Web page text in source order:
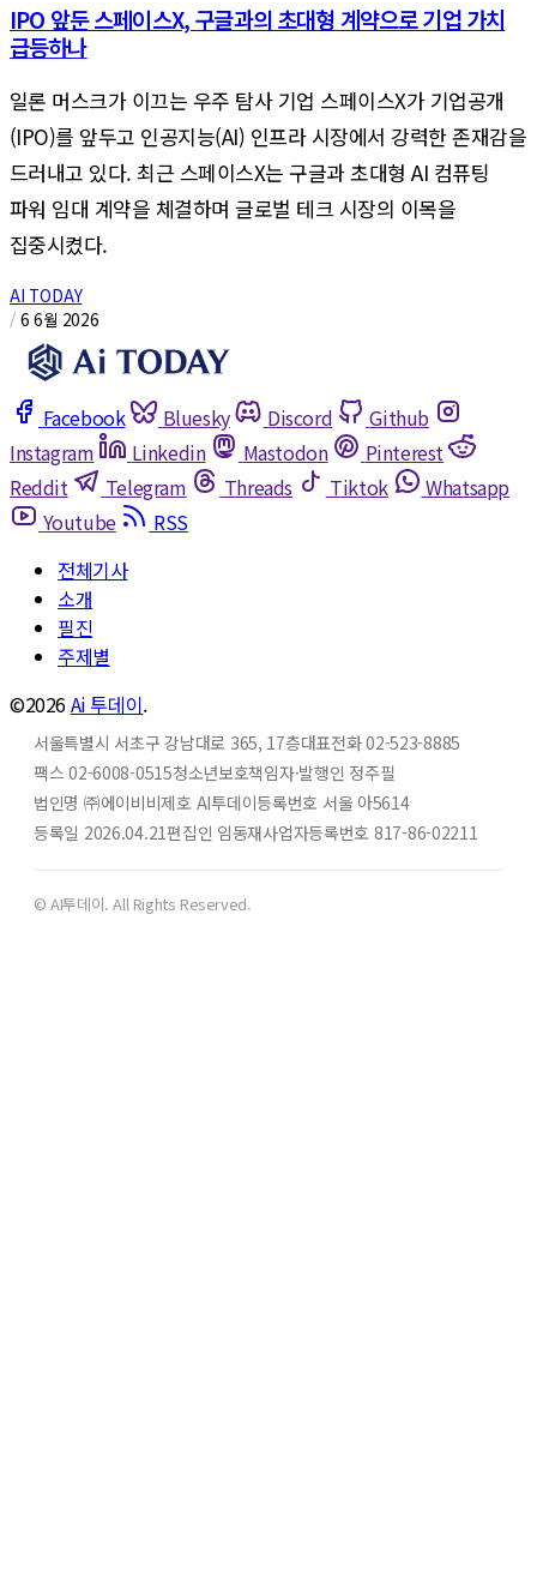
IPO 앞둔 스페이스X, 구글과의 초대형 계약으로 기업 가치
급등하나
일론 머스크가 이끄는 우주 탐사 기업 스페이스X가 기업공개
(IPO)를 앞두고 인공지능(AI) 인프라 시장에서 강력한 존재감을
드러내고 있다. 최근 스페이스X는 구글과 초대형 AI 컴퓨팅
파워 임대 계약을 체결하며 글로벌 테크 시장의 이목을
집중시켰다.
AI TODAY
/ 6 6월 2026
Facebook Bluesky Discord
Github
Instagram
Linkedin Mastodon
Pinterest
Reddit
Telegram Threads Tiktok
Whatsapp
Youtube
RSS
전체기사
소개
필진
주제별
©2026Ai 투데이.
서울특별시 서초구 강남대로 365, 17층대표전화 02-523-8885
팩스 02-6008-0515청소년보호책임자·발행인 정주필
법인명 ㈜에이비비제호 AI투데이등록번호 서울 아5614
등록일 2026.04.21편집인 임동재사업자등록번호 817-86-02211
© AI투데이. All Rights Reserved.